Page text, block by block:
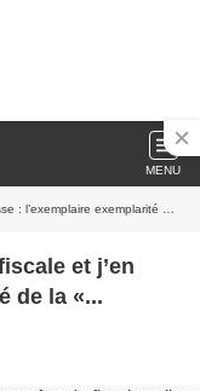
MENU
exemplarité de la «...
et j’en
de la «...